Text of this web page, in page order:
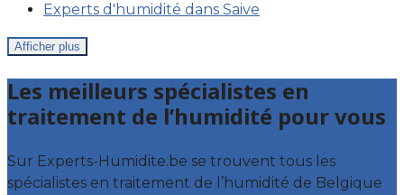
Experts d'humidité dans Saive
Afficher plus
Les meilleurs spécialistes en
traitement de l’humidité pour vous
Sur Experts-Humidite.be se trouvent tous les
spécialistes en traitement de l’humidité de Belgique